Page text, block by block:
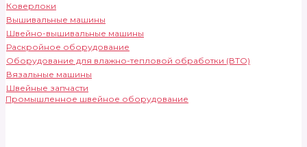
Коверлоки
Вышивальные машины
Швейно-вышивальные машины
Раскройное оборудование
Оборудование для влажно-тепловой обработки (ВТО)
Вязальные машины
Швейные запчасти
Промышленное швейное оборудование